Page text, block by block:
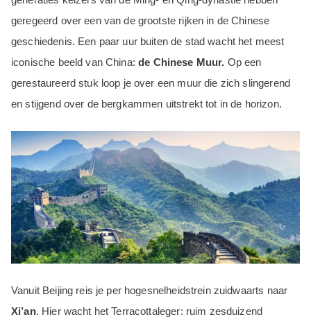
geregeerd over een van de grootste rijken in de Chinese
geschiedenis. Een paar uur buiten de stad wacht het meest
iconische beeld van China:de Chinese Muur. Op een
gerestaureerd stuk loop je over een muur die zich slingerend
en stijgend over de bergkammen uitstrekt tot in de horizon.
Vanuit Beijing reis je per hogesnelheidstrein zuidwaarts naar
Xi’an. Hier wacht het Terracottaleger: ruim zesduizend